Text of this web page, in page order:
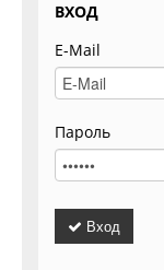
ВХОД
E-Mail
Пароль
Вход